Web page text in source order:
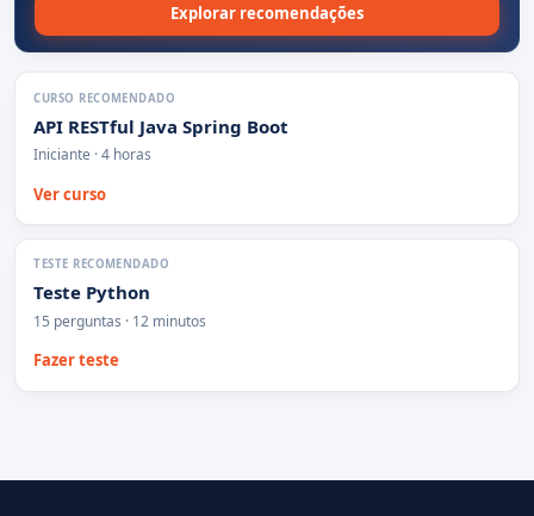
Explorar recomendações
CURSO RECOMENDADO
API RESTful Java Spring Boot
Iniciante · 4 horas
Ver curso
TESTE RECOMENDADO
Teste Python
15 perguntas · 12 minutos
Fazer teste